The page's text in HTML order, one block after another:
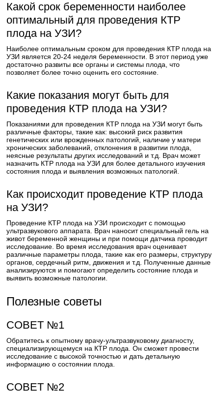
Какой срок беременности наиболее
оптимальный для проведения КТР
плода на УЗИ?
Наиболее оптимальным сроком для проведения КТР плода на
УЗИ является 20-24 неделя беременности. В этот период уже
достаточно развиты все органы и системы плода, что
позволяет более точно оценить его состояние.
Какие показания могут быть для
проведения КТР плода на УЗИ?
Показаниями для проведения КТР плода на УЗИ могут быть
различные факторы, такие как: высокий риск развития
генетических или врожденных патологий, наличие у матери
хронических заболеваний, отклонения в развитии плода,
неясные результаты других исследований и т.д. Врач может
назначить КТР плода на УЗИ для более детального изучения
состояния плода и выявления возможных патологий.
Как происходит проведение КТР плода
на УЗИ?
Проведение КТР плода на УЗИ происходит с помощью
ультразвукового аппарата. Врач наносит специальный гель на
живот беременной женщины и при помощи датчика проводит
исследование. Во время исследования врач оценивает
различные параметры плода, такие как его размеры, структуру
органов, сердечный ритм, движения и т.д. Полученные данные
анализируются и помогают определить состояние плода и
выявить возможные патологии.
Полезные советы
СОВЕТ №1
Обратитесь к опытному врачу-ультразвуковому диагносту,
специализирующемуся на КТР плода. Он сможет провести
исследование с высокой точностью и дать детальную
информацию о состоянии плода.
СОВЕТ №2